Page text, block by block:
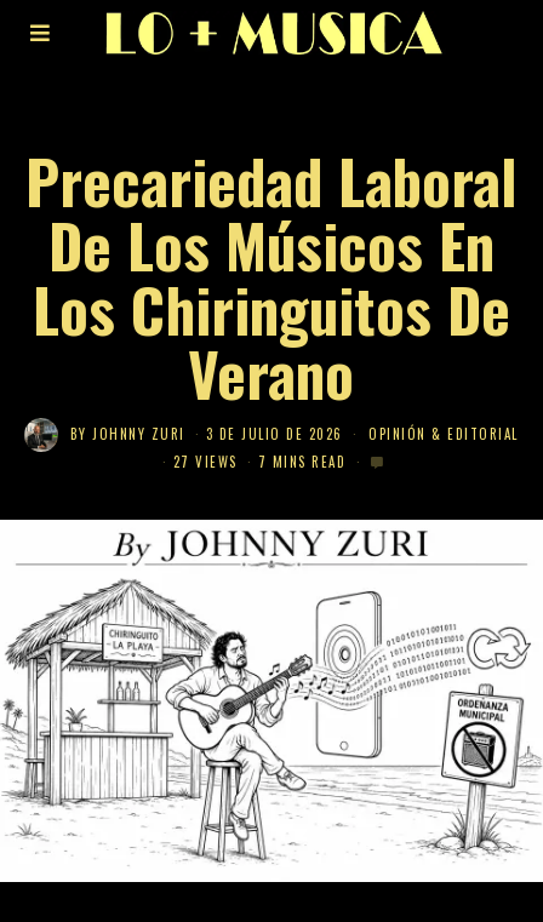
Precariedad Laboral
De Los Músicos En
Los Chiringuitos De
Verano
BYJOHNNY ZURI 3 DE JULIO DE 2026
OPINIÓN & EDITORIAL
27 VIEWS
7 MINS READ